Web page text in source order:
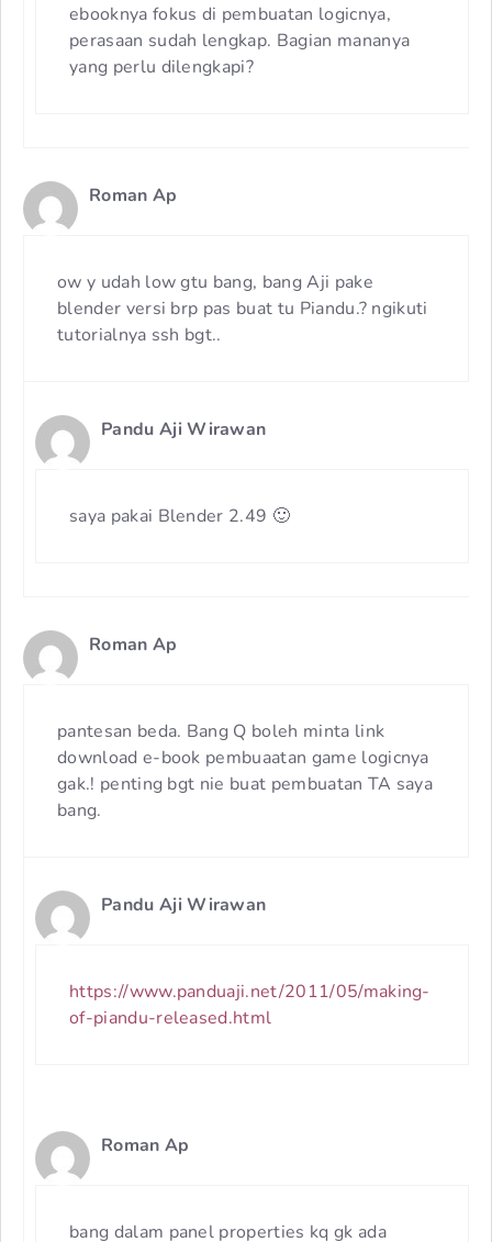
ebooknya fokus di pembuatan logicnya,
perasaan sudah lengkap. Bagian mananya
yang perlu dilengkapi?
Roman Ap
ow y udah low gtu bang, bang Aji pake
blender versi brp pas buat tu Piandu.? ngikuti
tutorialnya ssh bgt..
Pandu Aji Wirawan
saya pakai Blender 2.49 🙂
Roman Ap
pantesan beda. Bang Q boleh minta link
download e-book pembuaatan game logicnya
gak.! penting bgt nie buat pembuatan TA saya
bang.
Pandu Aji Wirawan
https://www.panduaji.net/2011/05/making-
of-piandu-released.html
Roman Ap
bang dalam panel properties kq gk ada